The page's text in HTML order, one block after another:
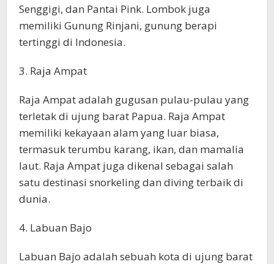
Senggigi, dan Pantai Pink. Lombok juga
memiliki Gunung Rinjani, gunung berapi
tertinggi di Indonesia.
3. Raja Ampat
Raja Ampat adalah gugusan pulau-pulau yang
terletak di ujung barat Papua. Raja Ampat
memiliki kekayaan alam yang luar biasa,
termasuk terumbu karang, ikan, dan mamalia
laut. Raja Ampat juga dikenal sebagai salah
satu destinasi snorkeling dan diving terbaik di
dunia.
4. Labuan Bajo
Labuan Bajo adalah sebuah kota di ujung barat